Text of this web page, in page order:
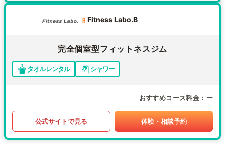
Fitness Labo.B
完全個室型フィットネスジム
タオルレンタル シャワー
おすすめコース料金 ー
公式サイトで見る 体験・相談予約